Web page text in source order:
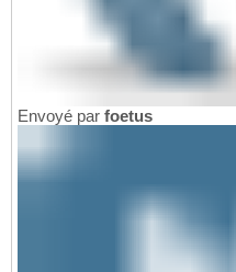
Envoyé par foetus